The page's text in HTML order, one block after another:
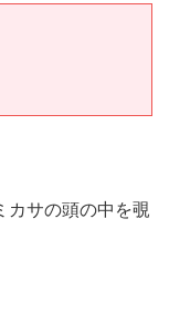
カサの頭の中を覗